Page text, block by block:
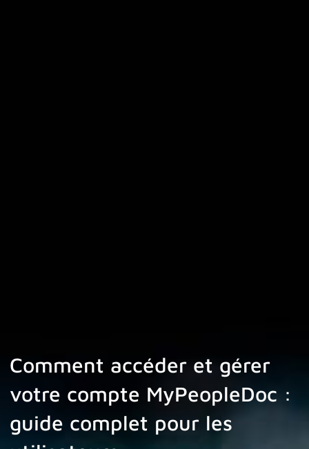
Comment accéder et gérer
votre compte MyPeopleDoc :
guide complet pour les